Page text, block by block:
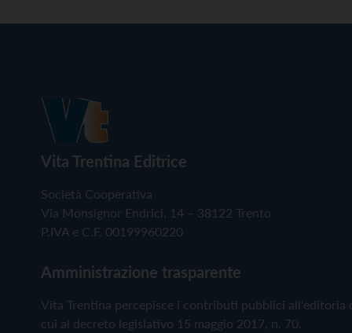
Vita Trentina Editrice
Società Cooperativa
Via Monsignor Endrici, 14 – 38122 Trento
P.IVA e C.F. 00199960220
Amministrazione trasparente
Vita Trentina percepisce i contributi pubblici all'editoria
cui al decreto legislativo 15 maggio 2017, n. 70.